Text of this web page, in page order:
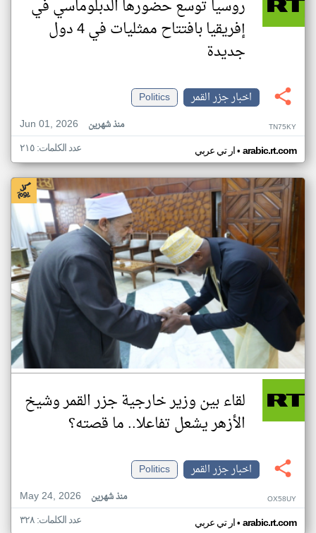
روسيا توسع حضورها الدبلوماسي في
إفريقيا بافتتاح ممثليات في 4 دول
جديدة
اخبار جزر القمر
Politics
Jun 01, 2026
منذ شهرين TN75KY
ار تي عربي• arabic.rt.com عدد الكلمات: ٢١٥
لقاء بين وزير خارجية جزر القمر وشيخ
الأزهر يشعل تفاعلا.. ما قصته؟
اخبار جزر القمر
Politics
May 24, 2026
منذ شهرين OX58UY
ار تي عربي• arabic.rt.com عدد الكلمات: ٣٢٨